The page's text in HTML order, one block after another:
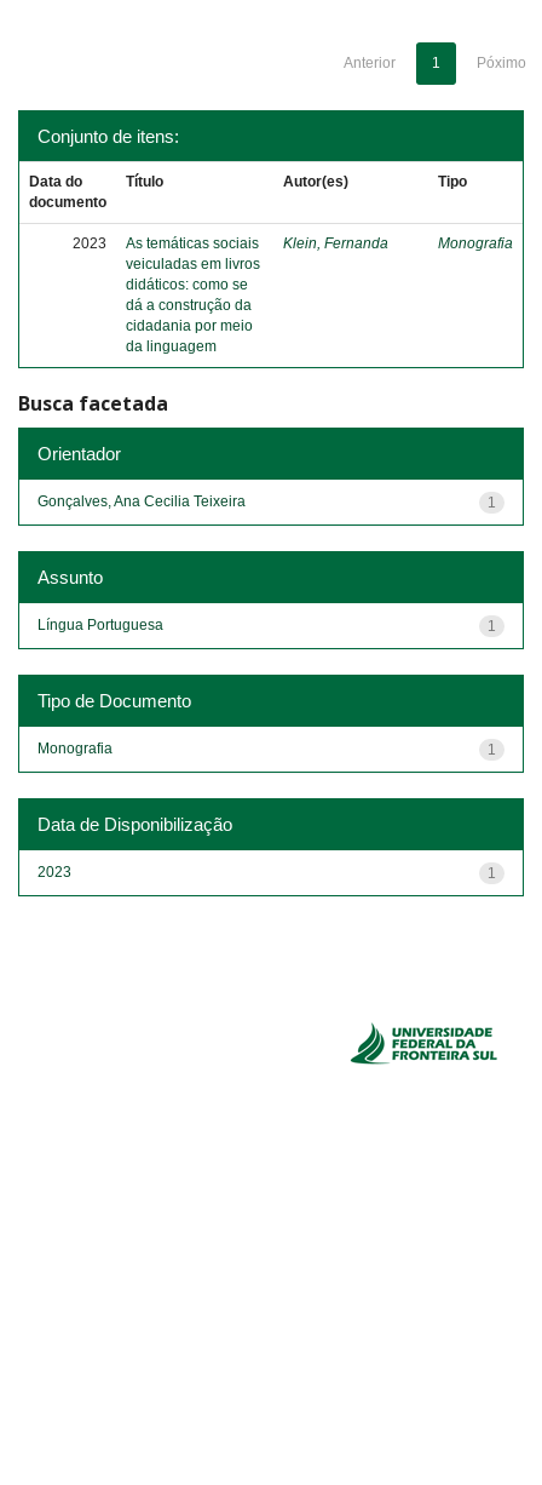
Anterior 1 Póximo
Conjunto de itens:
Data do
documento
Título Autor(es) Tipo
2023
As temáticas sociais
veiculadas em livros
didáticos: como se
dá a construção da
cidadania por meio
da linguagem
Klein, Fernanda Monografia
Busca facetada
Orientador
1
Gonçalves, Ana Cecilia Teixeira
Assunto
1
Língua Portuguesa
Tipo de Documento
1
Monografia
Data de Disponibilização
1
2023